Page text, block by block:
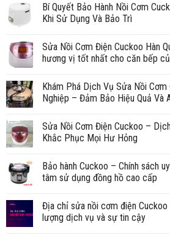
Bí Quyết Bảo Hành Nồi Cơm
Khi Sử Dụng Và Bảo Trì
Sửa Nồi Cơm Điện Cuckoo Hàn
hương vị tốt nhất cho căn bếp
Khám Phá Dịch Vụ Sửa Nồi Cơm
Nghiệp – Đảm Bảo Hiệu Quả Và
Sửa Nồi Cơm Điện Cuckoo –
Khắc Phục Mọi Hư Hỏng
Bảo hành Cuckoo – Chính sách
tâm sử dụng đồng hồ cao cấp
Địa chỉ sửa nồi cơm điện
lượng dịch vụ và sự tin cậy